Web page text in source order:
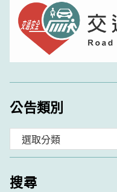
公告類別
類
搜尋